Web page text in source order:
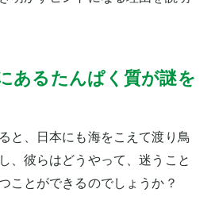
あるたんぱく質が謎を
と、日本にも海をこえて渡り鳥
、彼らはどうやって、迷うこと
ことができるのでしょうか？